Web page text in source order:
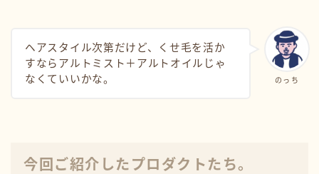
のっち
ヘアスタイル次第だけど、くせ毛を活か
すならアルトミスト＋アルトオイルじゃ
なくていいかな。
今回ご紹介したプロダクトたち。